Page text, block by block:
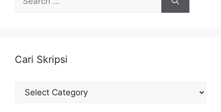
for:
Cari Skripsi
Cari
Skripsi